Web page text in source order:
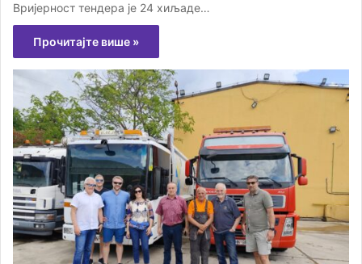
Вријерност тендера је 24 хиљаде…
Прочитајте више »